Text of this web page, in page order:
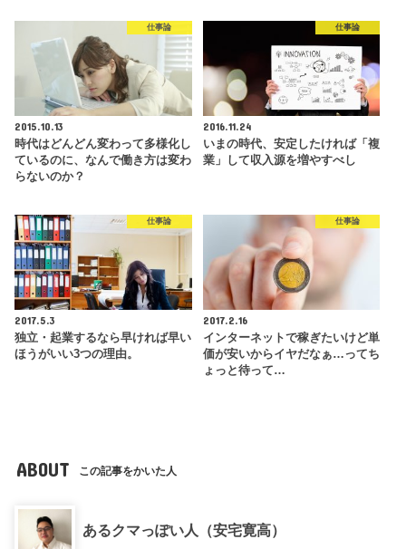
仕事論
2015.10.13
時代はどんどん変わって多様化し
ているのに、なんで働き方は変わ
らないのか？
仕事論
2016.11.24
いまの時代、安定したければ「複
業」して収入源を増やすべし
仕事論
2017.5.3
独立・起業するなら早ければ早い
ほうがいい3つの理由。
仕事論
2017.2.16
インターネットで稼ぎたいけど単
価が安いからイヤだなぁ…ってち
ょっと待って…
ABOUT この記事をかいた人
あるクマっぽい人（安宅寛高）